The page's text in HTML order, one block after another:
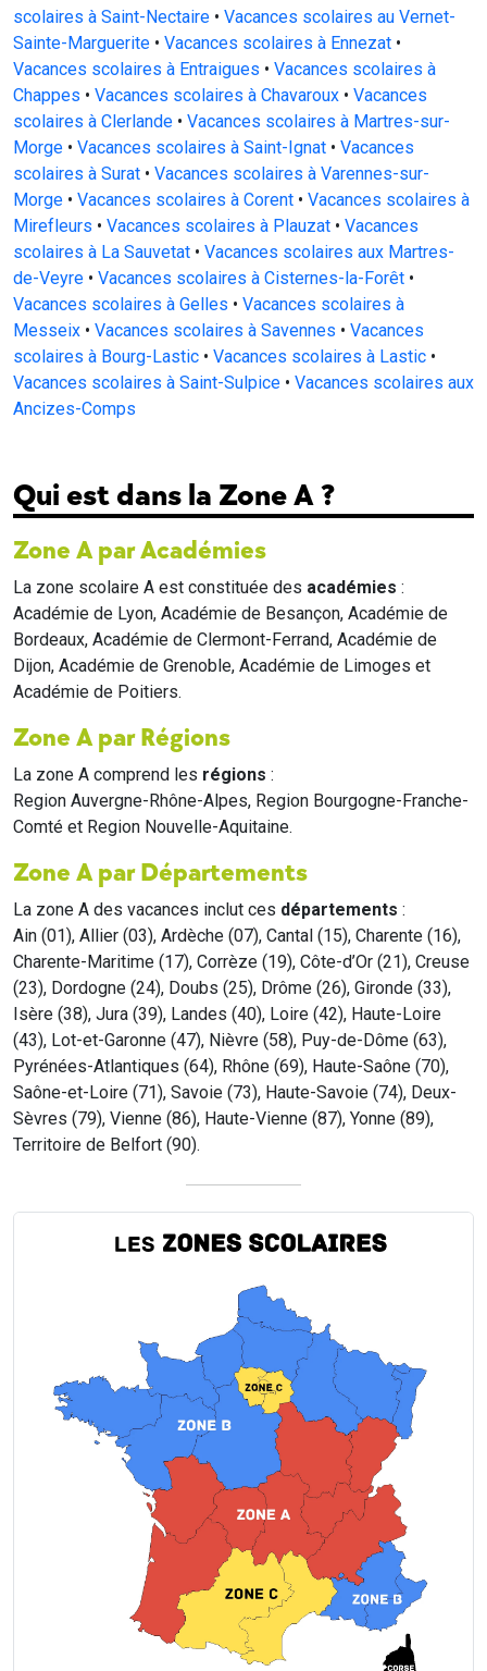
scolaires à Saint-Nectaire • Vacances scolaires au Vernet-
Sainte-Marguerite • Vacances scolaires à Ennezat •
Vacances scolaires à Entraigues • Vacances scolaires à
Chappes • Vacances scolaires à Chavaroux • Vacances
scolaires à Clerlande • Vacances scolaires à Martres-sur-
Morge • Vacances scolaires à Saint-Ignat • Vacances
scolaires à Surat • Vacances scolaires à Varennes-sur-
Morge • Vacances scolaires à Corent • Vacances scolaires à
Mirefleurs • Vacances scolaires à Plauzat • Vacances
scolaires à La Sauvetat • Vacances scolaires aux Martres-
de-Veyre • Vacances scolaires à Cisternes-la-Forêt •
Vacances scolaires à Gelles • Vacances scolaires à
Messeix • Vacances scolaires à Savennes • Vacances
scolaires à Bourg-Lastic • Vacances scolaires à Lastic •
Vacances scolaires à Saint-Sulpice • Vacances scolaires aux
Ancizes-Comps
Qui est dans la Zone A ?
Zone A par Académies
La zone scolaire A est constituée des académies :
Académie de Lyon, Académie de Besançon, Académie de
Bordeaux, Académie de Clermont-Ferrand, Académie de
Dijon, Académie de Grenoble, Académie de Limoges et
Académie de Poitiers.
Zone A par Régions
La zone A comprend les régions :
Region Auvergne-Rhône-Alpes, Region Bourgogne-Franche-
Comté et Region Nouvelle-Aquitaine.
Zone A par Départements
La zone A des vacances inclut ces départements :
Ain (01), Allier (03), Ardèche (07), Cantal (15), Charente (16),
Charente-Maritime (17), Corrèze (19), Côte-d’Or (21), Creuse
(23), Dordogne (24), Doubs (25), Drôme (26), Gironde (33),
Isère (38), Jura (39), Landes (40), Loire (42), Haute-Loire
(43), Lot-et-Garonne (47), Nièvre (58), Puy-de-Dôme (63),
Pyrénées-Atlantiques (64), Rhône (69), Haute-Saône (70),
Saône-et-Loire (71), Savoie (73), Haute-Savoie (74), Deux-
Sèvres (79), Vienne (86), Haute-Vienne (87), Yonne (89),
Territoire de Belfort (90).